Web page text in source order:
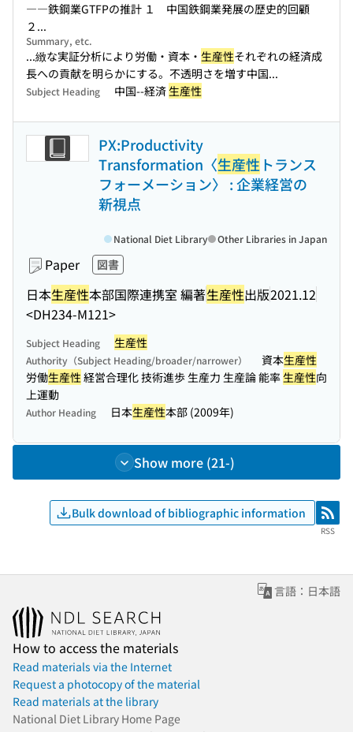
――鉄鋼業GTFPの推計 １ 中国鉄鋼業発展の歴史的回顧
２...
Summary, etc.
...緻な実証分析により労働・資本・ 生産性それぞれの経済成
長への貢献を明らかにする。不透明さを増す中国...
Subject Heading 中国--経済 生産性
PX:Productivity
Transformation〈生産性 トランス
フォーメーション〉 : 企業経営の
新視点
Paper 図書
日本生産性本部国際連携室 編著生産性出版2021.12
<DH234-M121>
National Diet Library Other Libraries in Japan
Subject Heading 生産性
Authority（Subject Heading/broader/narrower） 資本生産性
労働生産性経営合理化 技術進歩 生産力 生産論 能率 生産性向
上運動
Author Heading 日本生産性本部 (2009年)
Show more (21-)
Bulk download of bibliographic information RSS
RSS
言語：日本語
How to access the materials
Read materials via the Internet
Request a photocopy of the material
Read materials at the library
National Diet Library Home Page